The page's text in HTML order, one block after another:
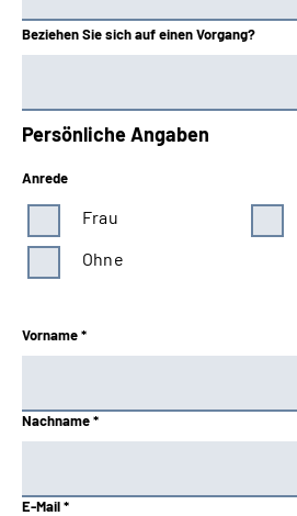
Beziehen Sie sich auf einen Vorgang?
Persönliche Angaben
Anrede
Frau
Ohne
Vorname *
Nachname *
E-Mail *